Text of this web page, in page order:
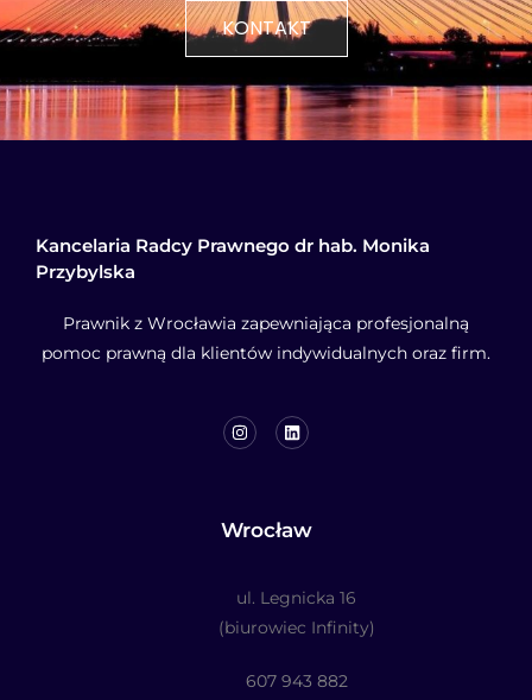
KONTAKT
Kancelaria Radcy Prawnego dr hab. Monika
Przybylska
Prawnik z Wrocławia zapewniająca profesjonalną
pomoc prawną dla klientów indywidualnych oraz firm.
Wrocław
ul. Legnicka 16
(biurowiec Infinity)
607 943 882